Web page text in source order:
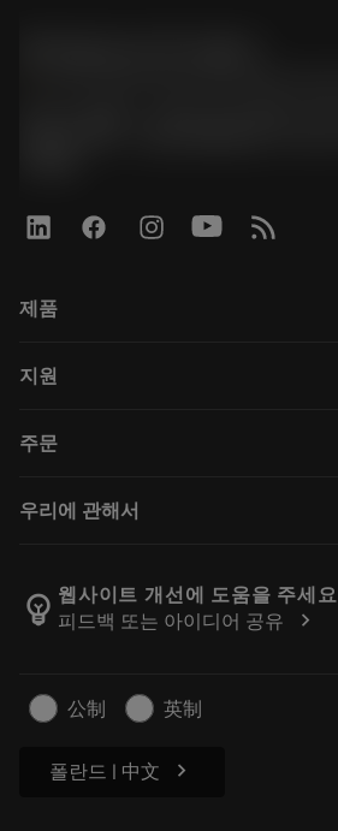
제품
所有软件
翻新
지원
分销商和专业人士
计算器和应用程序
주문
订购
跟踪订单
生成报价单
우리에 관해서
Manufacturing Wellness
职业发展
文章
供新闻媒体使用
emoji_objects 웹사이트 개선에 도움을 주세요
피드백 또는 아이디어 공유
chevron_right
公制 英制
폴란드 | 中文 chevron_right